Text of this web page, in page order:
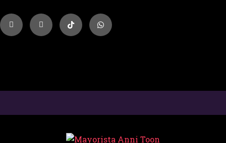
INICIO
TIENDA
¿CÓMO
COMPRAR?